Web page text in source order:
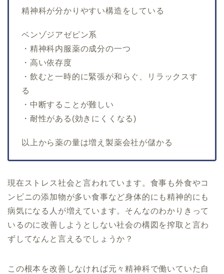
精神科が分かりやすい構造をしている
ベンゾジアゼピン系
・精神科内服薬の成分の一つ
・高い依存度
・飲むと一時的に緊張が和らぐ、リラックスす
る
・中断することが難しい
・耐性がある(効きにくくなる)
以上から薬の量は増え製薬会社が儲かる
現在ストレス社会と言われています。食事も外食やコ
ンビニの添加物が多い食事など身体的にも精神的にも
病気になる人が増えています。そんなのわかりきって
いるのに改善しようとしない社会の構図を搾取と言わ
ずしてなんと言えるでしょうか？
この根本を改善しなければ元々精神科で働いていた自